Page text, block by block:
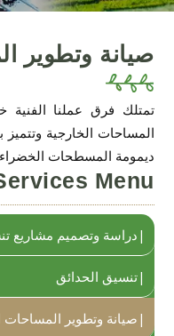
صيانة وتطوير
تمتلك فرق عملنا الفنية
المساحات الخارجية
ديمومة المسطحات
Menu
دراسة وتصميم مشاريع
تنسيق الحدائق
صيانة وتطوير المساحات